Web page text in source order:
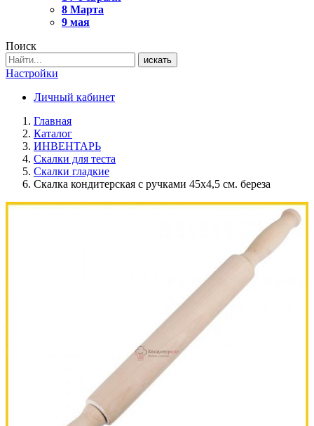
8 Марта
9 мая
Поиск
искать
Настройки
Личный кабинет
Главная
Каталог
ИНВЕНТАРЬ
Скалки для теста
Скалки гладкие
Скалка кондитерская с ручками 45x4,5 см. береза